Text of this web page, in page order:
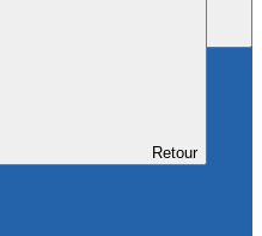
Retour